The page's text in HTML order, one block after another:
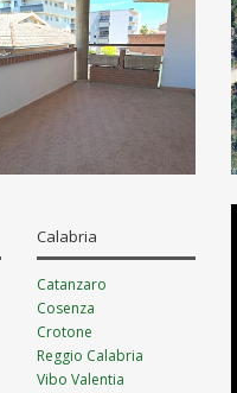
Calabria
Catanzaro
Cosenza
Crotone
Reggio Calabria
Vibo Valentia